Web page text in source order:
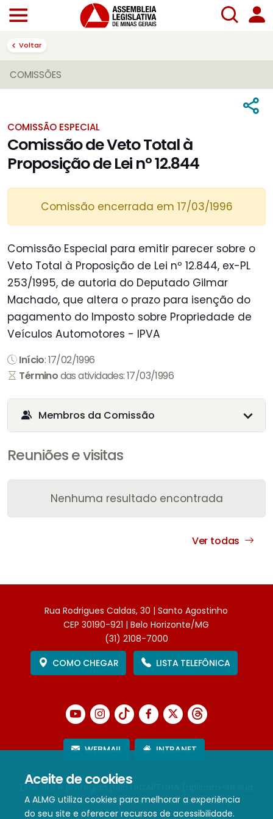
Aceite de cookies
A ALMG utiliza cookies para melhorar a experiência
do seu site e oferecer recursos de acessibilidade.
Voltar
COMISSÕES
COMISSÃO ESPECIAL
Comissão de Veto Total à
Proposição de Lei nº 12.844
Comissão encerrada em 17/03/1996
Comissão Especial para emitir parecer sobre o
Veto Total à Proposição de Lei nº 12.844, ex-PL
253/1995, de autoria do Deputado Gilmar
Machado, que altera o prazo para isenção do
pagamento do Imposto sobre Propriedade de
Veículos Automotores - IPVA
Início: 17/02/1996
Términodas atividades: 17/03/1996
Membros da Comissão
Reuniões e visitas
Nenhuma resultado encontrada
Ver todas
Rua Rodrigues Caldas, 30 | Santo Agostinho
CEP 30190-921 | Belo Horizonte/MG
(31) 2108-7000
COMO CHEGAR
LISTA TELEFÔNICA
WEBMAIL INTRANET
Este site é protegido pelo reCAPTCHA (aplicam-se sua
Política de PrivacidadeeTermos de Serviço).